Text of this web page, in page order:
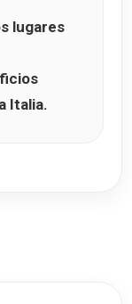
lugares
Italia.